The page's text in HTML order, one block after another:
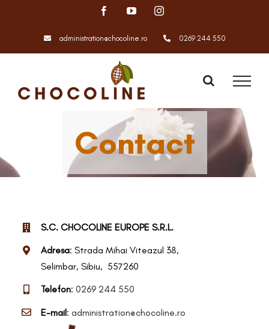
FacebookYouTubeInstagram
administration@chocoline.ro 0269 244 550
Contact
S.C. CHOCOLINE EUROPE S.R.L.
Adresa: Strada Mihai Viteazul 38,
Selimbar, Sibiu, 557260
Telefon:0269 244 550
E-mail:administration@chocoline.ro